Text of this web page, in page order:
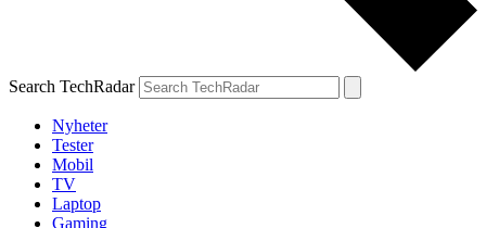
Search TechRadar
Nyheter
Tester
Mobil
TV
Laptop
Gaming